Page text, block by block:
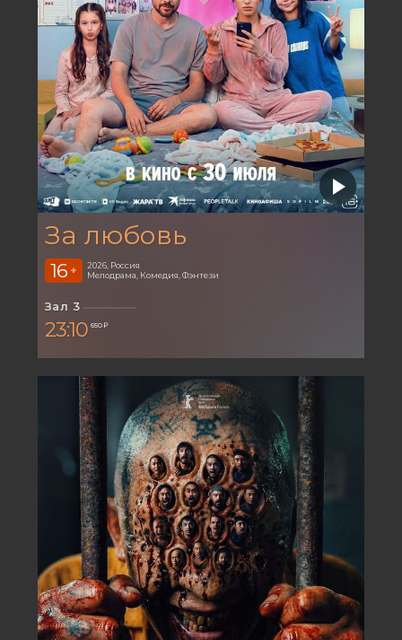
За любовь
16 +
2026, Россия
Мелодрама, Комедия, Фэнтези
Зал 3
23:10 650 ₽